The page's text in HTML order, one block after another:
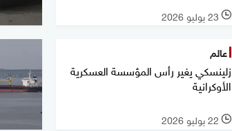
l 23 يوليو 2026
عالم
زلينسكي يغير رأس المؤسسة العسكرية
الأوكرانية
l 22 يوليو 2026